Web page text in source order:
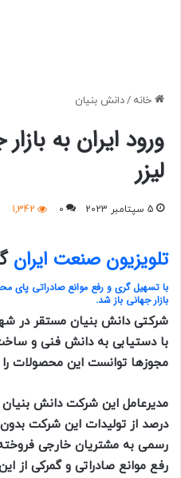
خانه /دانش بنیان
ورود ایران به
لیزر
5 سپتامبر 2023 0
1,342
تلویزیون صنعت ایران
با تسهیل گری و رفع موانع صادراتی پای
بازار جهانی باز شد.
شرکتی دانش بنیان مستقر در
با دستیابی به دانش فنی و
مجوز‌ها توانست این محصولات را
درصد از تولیدات این شرکت بدون
رسمی به مشتریان خارجی
رفع موانع صادراتی و گمرکی از